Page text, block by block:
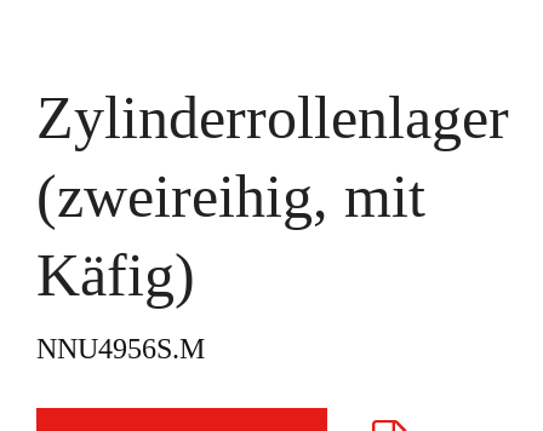
Zylinderrollenlager
(zweireihig, mit
Käfig)
NNU4956S.M